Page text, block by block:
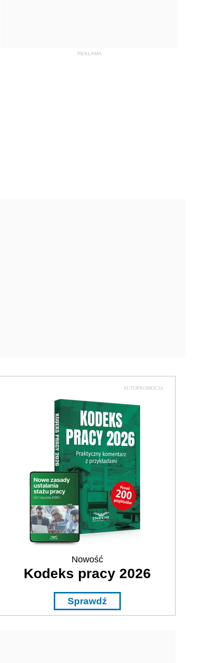
AUTOPROMOCJA
Nowość
Kodeks pracy 2026
Sprawdź